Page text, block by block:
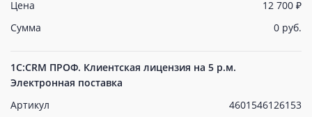
Цена
12 700 ₽
Сумма
0 руб.
1С:CRM ПРОФ. Клиентская лицензия на 5 р.м.
Электронная поставка
Артикул
4601546126153